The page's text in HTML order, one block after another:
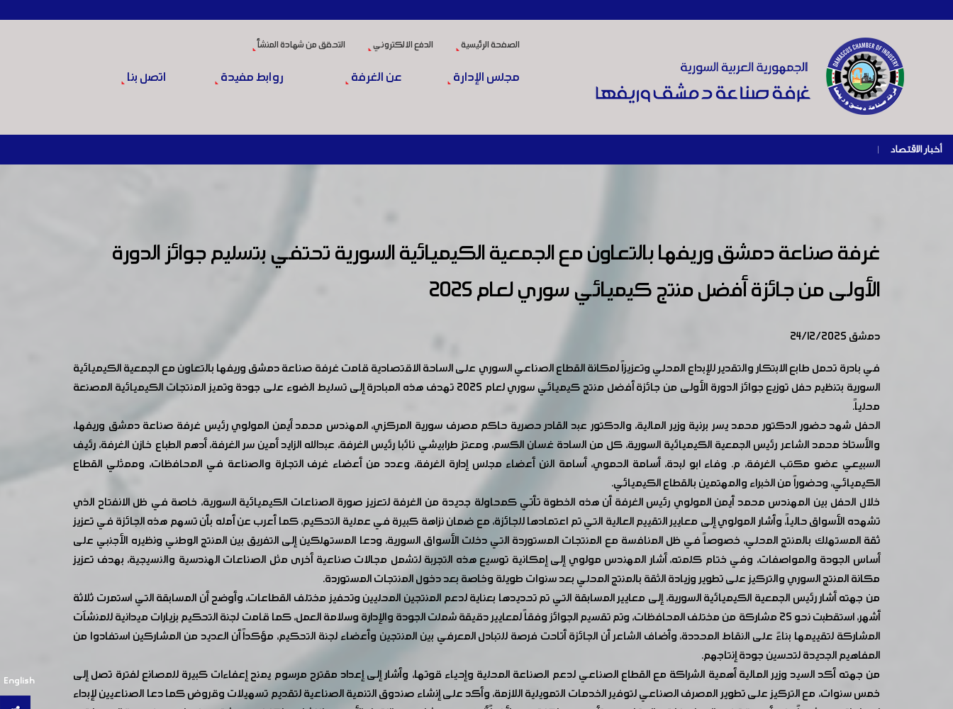
الصفحة الرئيسية الدفع الالكتروني التحقق من شهادة المنشأ
مجلس الإدارة عن الغرفة روابط مفيدة اتصل بنا
أخبار الاقتصاد |
English
غرفة صناعة دمشق وريفها بالتعاون مع الجمعية الكيميائية السورية تحتفي بتسليم جوائز الدورة
الأولى من جائزة أفضل منتج كيميائي سوري لعام 2025
دمشق 24/12/2025
في بادرة تحمل طابع الابتكار والتقدير للإبداع المحلي وتعزيزاً لمكانة القطاع الصناعي السوري على الساحة الاقتصادية قامت غرفة صناعة دمشق وريفها بالتعاون مع الجمعية الكيميائية
السورية بتنظيم حفل توزيع جوائز الدورة الأولى من جائزة أفضل منتج كيميائي سوري لعام 2025 تهدف هذه المبادرة إلى تسليط الضوء على جودة وتميز المنتجات الكيميائية المصنعة
محلياً.
الحفل شهد حضور الدكتور محمد يسر برنية وزير المالية، والدكتور عبد القادر حصرية حاكم مصرف سورية المركزي، المهندس محمد أيمن المولوي رئيس غرفة صناعة دمشق وريفها،
والأستاذ محمد الشاعر رئيس الجمعية الكيميائية السورية، كل من السادة غسان الكسم، ومعتز طرابيشي نائبا رئيس الغرفة، عبدالله الزايد أمين سر الغرفة، أدهم الطباع خازن الغرفة، رئيف
السبيعي عضو مكتب الغرفة، م. وفاء ابو لبدة، أسامة الحموي، أسامة النن أعضاء مجلس إدارة الغرفة، وعدد من أعضاء غرف التجارة والصناعة في المحافظات، وممثلي القطاع
الكيميائي، وحضوراً من الخبراء والمهتمين بالقطاع الكيميائي.
خلال الحفل بين المهندس محمد أيمن المولوي رئيس الغرفة أن هذه الخطوة تأتي كمحاولة جديدة من الغرفة لتعزيز صورة الصناعات الكيميائية السورية، خاصة في ظل الانفتاح الذي
تشهده الأسواق حالياً، وأشار المولوي إلى معايير التقييم العالية التي تم اعتمادها للجائزة، مع ضمان نزاهة كبيرة في عملية التحكيم، كما أعرب عن أمله بأن تسهم هذه الجائزة في تعزيز
ثقة المستهلك بالمنتج المحلي، خصوصاً في ظل المنافسة مع المنتجات المستوردة التي دخلت الأسواق السورية، ودعا المستهلكين إلى التفريق بين المنتج الوطني ونظيره الأجنبي على
أساس الجودة والمواصفات، وفي ختام كلمته، أشار المهندس مولوي إلى إمكانية توسيع هذه التجربة لتشمل مجالات صناعية أخرى مثل الصناعات الهندسية والنسيجية، بهدف تعزيز
مكانة المنتج السوري والتركيز على تطوير وزيادة الثقة بالمنتج المحلي بعد سنوات طويلة وخاصة بعد دخول المنتجات المستوردة.
من جهته أشار رئيس الجمعية الكيميائية السورية، إلى معايير المسابقة التي تم تحديدها بعناية لدعم المنتجين المحليين وتحفيز مختلف القطاعات، وأوضح أن المسابقة التي استمرت ثلاثة
أشهر، استقطبت نحو 25 مشاركة من مختلف المحافظات، وتم تقسيم الجوائز وفقاً لمعايير دقيقة شملت الجودة والإدارة وسلامة العمل، كما قامت لجنة التحكيم بزيارات ميدانية للمنشآت
المشاركة لتقييمها بناءً على النقاط المحددة، وأضاف الشاعر أن الجائزة أتاحت فرصة للتبادل المعرفي بين المنتجين وأعضاء لجنة التحكيم، مؤكداً أن العديد من المشاركين استفادوا من
المفاهيم الجديدة لتحسين جودة إنتاجهم.
من جهته أكد السيد وزير المالية أهمية الشراكة مع القطاع الصناعي لدعم الصناعة المحلية وإحياء قوتها، وأشار إلى إعداد مقترح مرسوم يمنح إعفاءات كبيرة للمصانع لفترة تصل إلى
خمس سنوات، مع التركيز على تطوير المصرف الصناعي لتوفير الخدمات التمويلية اللازمة، وأكد على إنشاء صندوق التنمية الصناعية لتقديم تسهيلات وقروض كما دعا الصناعيين لإبداء